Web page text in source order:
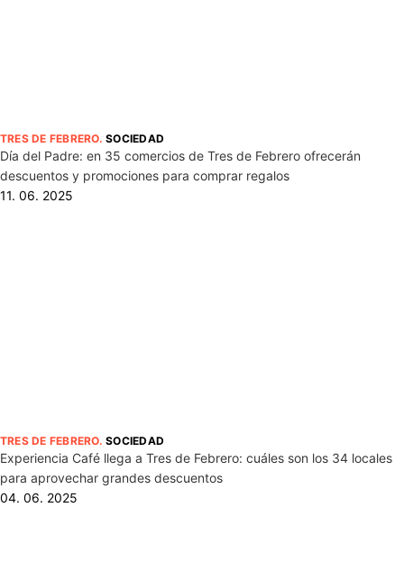
TRES DE FEBRERO.SOCIEDAD
Día del Padre: en 35 comercios de Tres de Febrero ofrecerán
descuentos y promociones para comprar regalos
11. 06. 2025
TRES DE FEBRERO.SOCIEDAD
Experiencia Café llega a Tres de Febrero: cuáles son los 34 locales
para aprovechar grandes descuentos
04. 06. 2025